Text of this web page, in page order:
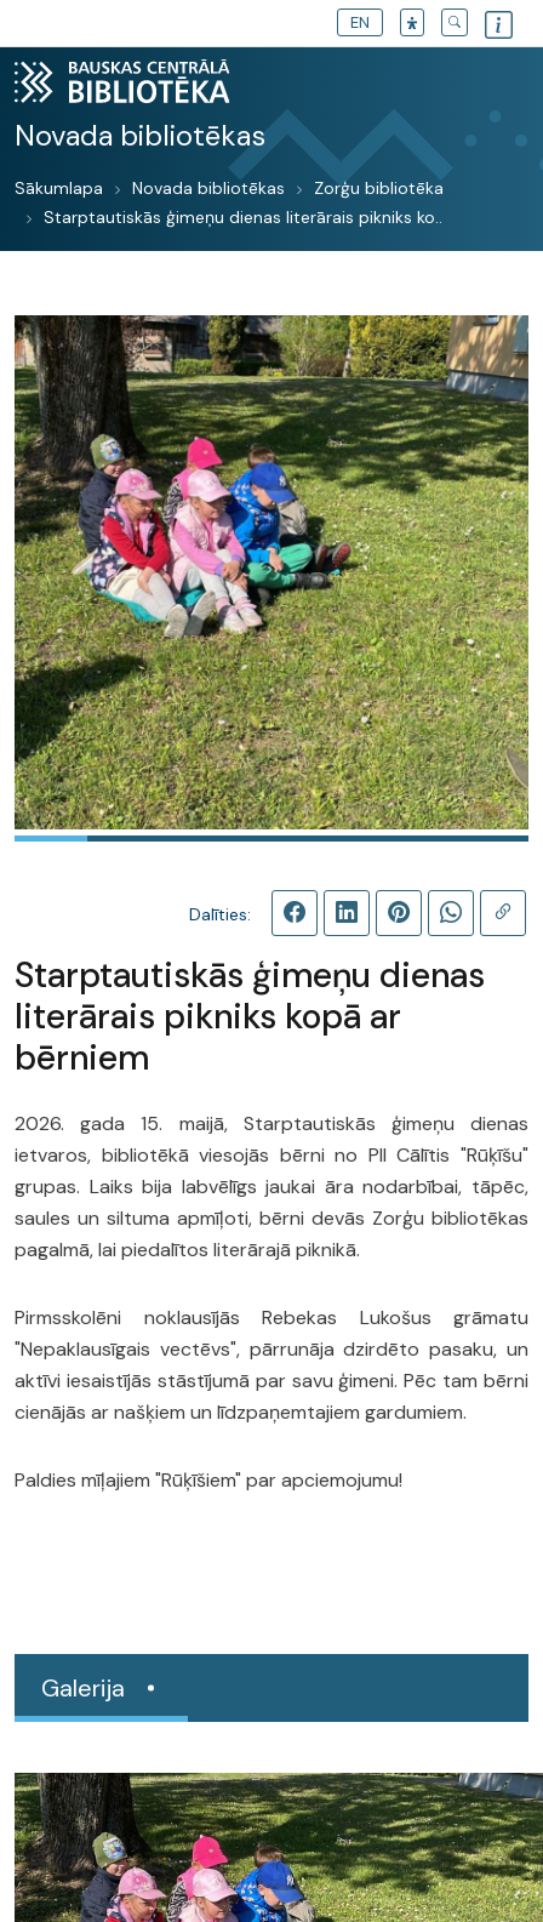
EN
Novada bibliotēkas
Sākumlapa Novada bibliotēkas
Zorģu bibliotēka
Starptautiskās ģimeņu dienas literārais pikniks ko..
Dalīties:
Starptautiskās ģimeņu dienas
literārais pikniks kopā ar
bērniem
2026. gada 15. maijā, Starptautiskās ģimeņu dienas
ietvaros, bibliotēkā viesojās bērni no PII Cālītis "Rūķīšu"
grupas. Laiks bija labvēlīgs jaukai āra nodarbībai, tāpēc,
saules un siltuma apmīļoti, bērni devās Zorģu bibliotēkas
pagalmā, lai piedalītos literārajā piknikā.
Pirmsskolēni noklausījās Rebekas Lukošus grāmatu
"Nepaklausīgais vectēvs", pārrunāja dzirdēto pasaku, un
aktīvi iesaistījās stāstījumā par savu ģimeni. Pēc tam bērni
cienājās ar našķiem un līdzpaņemtajiem gardumiem.
Paldies mīļajiem "Rūķīšiem" par apciemojumu!
Galerija